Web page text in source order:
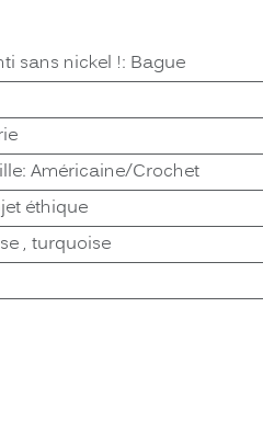
sans nickel !: Bague
: Américaine/Crochet
éthique
, turquoise